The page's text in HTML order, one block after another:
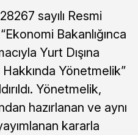
sayılı Resmi
Bakanlığınca
Yurt Dışına
Yönetmelik”
Yönetmelik,
hazırlanan ve aynı
kararla